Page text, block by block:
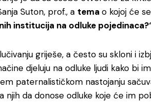
Suton, prof., a tema o kojoj će
institucija na odluke
griješe, a često su skloni i
djeluju na odluke ljudi kako bi
paternalističkom nastojanju
njih da donose odluke koje će im